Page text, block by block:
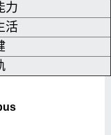
力
活